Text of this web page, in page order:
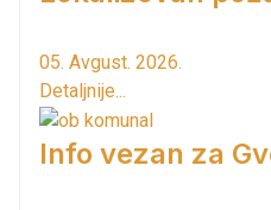
05. Avgust. 2026.
Detaljnije...
Info vezan za